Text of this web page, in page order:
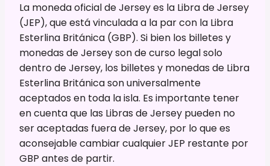
La moneda oficial de Jersey es la Libra de Jersey
(JEP), que está vinculada a la par con la Libra
Esterlina Británica (GBP). Si bien los billetes y
monedas de Jersey son de curso legal solo
dentro de Jersey, los billetes y monedas de Libra
Esterlina Británica son universalmente
aceptados en toda la isla. Es importante tener
en cuenta que las Libras de Jersey pueden no
ser aceptadas fuera de Jersey, por lo que es
aconsejable cambiar cualquier JEP restante por
GBP antes de partir.